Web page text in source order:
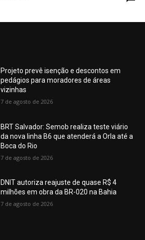
Projeto prevê isenção e descontos em
pedágios para moradores de áreas
vizinhas
7 de agosto de 2026
BRT Salvador: Semob realiza teste viário
da nova linha B6 que atenderá a Orla até a
Boca do Rio
7 de agosto de 2026
DNIT autoriza reajuste de quase R$ 4
milhões em obra da BR-020 na Bahia
7 de agosto de 2026